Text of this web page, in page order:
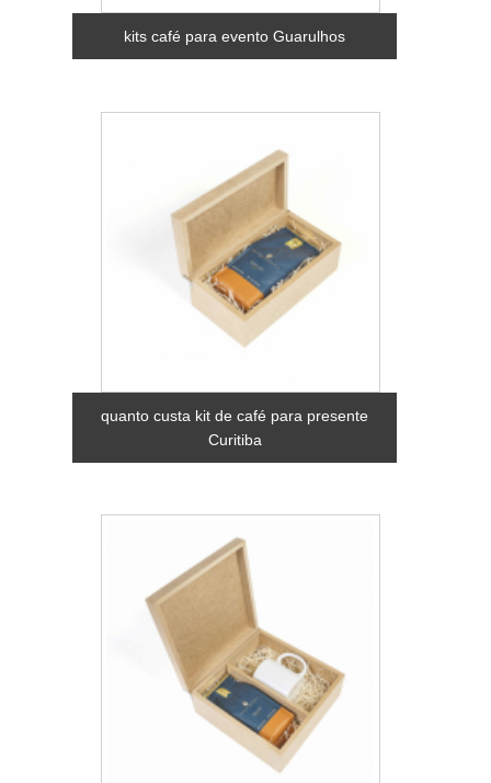
kits café para evento Guarulhos
quanto custa kit de café para presente
Curitiba